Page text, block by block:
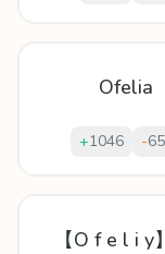
Ofelia
+1046 -
【O f e l i